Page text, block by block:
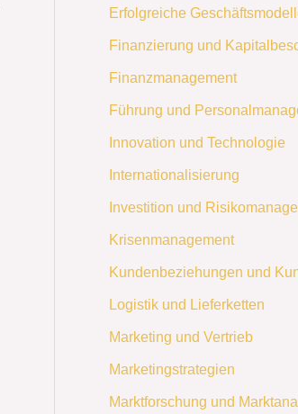
Erfolgreiche
Finanzierung und
Finanzmanagement
Führung und
Innovation und Technologie
Internationalisierung
Investition und
Krisenmanagement
Kundenbeziehungen und
Logistik und Lieferketten
Marketing und Vertrieb
Marketingstrategien
Marktforschung und